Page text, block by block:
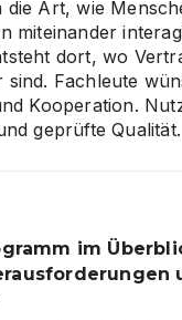
die Art, wie
miteinander
dort, wo
sind. Fachleute
Kooperation.
geprüfte Qualität.
im